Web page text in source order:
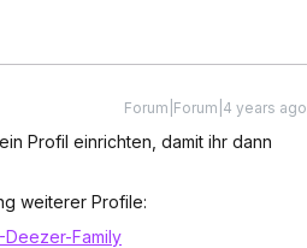
Forum|Forum|4 years ago
Profil einrichten, damit ihr dann
weiterer Profile:
Family